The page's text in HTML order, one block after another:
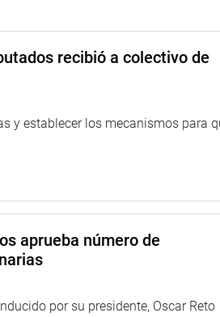
recibió a colectivo de
y establecer los mecanismos para
aprueba número de
por su presidente, Oscar Reto